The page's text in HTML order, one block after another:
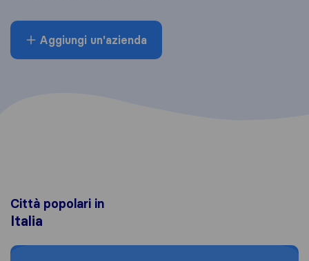
Aggiungi un'azienda
Città popolari in
Italia
Moving to Roma